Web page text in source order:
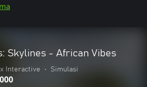
Skylines - African Vibes
Interactive • Simulasi